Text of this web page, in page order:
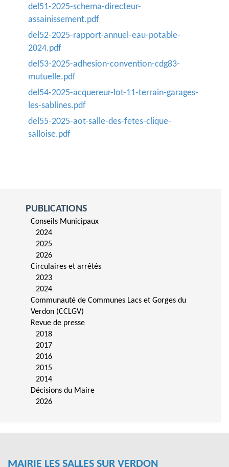
del51-2025-schema-directeur-
assainissement.pdf
del52-2025-rapport-annuel-eau-potable-
2024.pdf
del53-2025-adhesion-convention-cdg83-
mutuelle.pdf
del54-2025-acquereur-lot-11-terrain-garages-
les-sablines.pdf
del55-2025-aot-salle-des-fetes-clique-
salloise.pdf
PUBLICATIONS
Conseils Municipaux
2024
2025
2026
Circulaires et arrêtés
2023
2024
Communauté de Communes Lacs et Gorges du
Verdon (CCLGV)
Revue de presse
2018
2017
2016
2015
2014
Décisions du Maire
2026
MAIRIE LES SALLES SUR VERDON